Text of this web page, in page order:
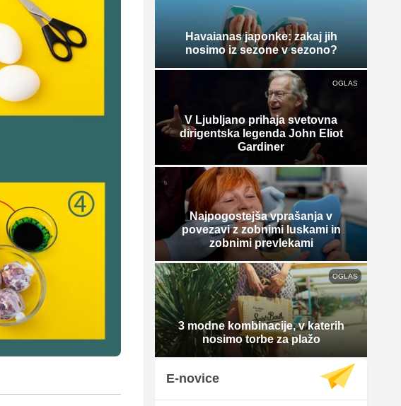
Havaianas japonke: zakaj jih
nosimo iz sezone v sezono?
OGLAS
V Ljubljano prihaja svetovna
dirigentska legenda John Eliot
Gardiner
Najpogostejša vprašanja v
povezavi z zobnimi luskami in
zobnimi prevlekami
OGLAS
3 modne kombinacije, v katerih
nosimo torbe za plažo
E-novice